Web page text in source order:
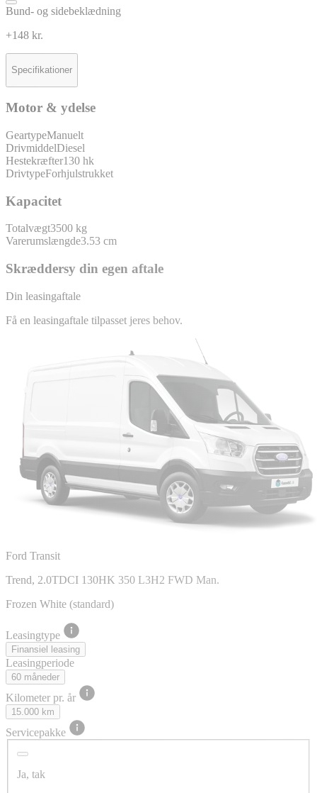
Bund- og sidebeklædning
+148 kr.
Specifikationer
Motor & ydelse
GeartypeManuelt
DrivmiddelDiesel
Hestekræfter130 hk
DrivtypeForhjulstrukket
Kapacitet
Totalvægt3500 kg
Varerumslængde3.53 cm
Skræddersy din egen aftale
Din leasingaftale
Få en leasingaftale tilpasset jeres behov.
Ford Transit
Trend, 2.0TDCI 130HK 350 L3H2 FWD Man.
Frozen White (standard)
Leasingtype
Finansiel leasing
Leasingperiode
60 måneder
Kilometer pr. år
15.000 km
Servicepakke
Ja, tak